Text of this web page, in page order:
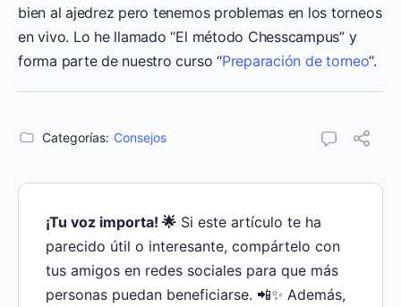
bien al ajedrez pero tenemos problemas en los torneos
en vivo. Lo he llamado “El método Chesscampus” y
forma parte de nuestro curso “Preparación de torneo“.
Categorías: Consejos
¡Tu voz importa! 🌟 Si este artículo te ha
parecido útil o interesante, compártelo con
tus amigos en redes sociales para que más
personas puedan beneficiarse. 📲✨ Además,